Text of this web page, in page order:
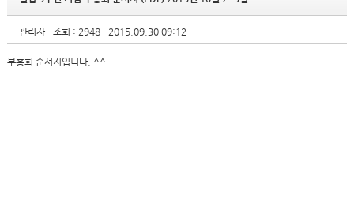
관리자 조회 : 2948 2015.09.30 09:12
부흥회 순서지입니다. ^^